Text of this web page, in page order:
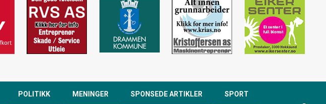
POLITIKK MENINGER SPONSEDE ARTIKLER SPORT